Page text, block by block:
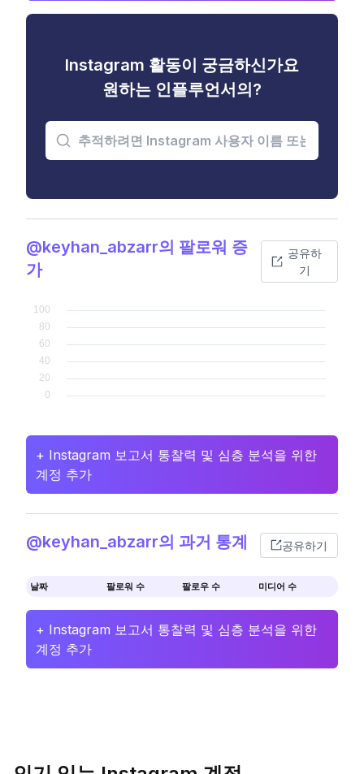
Instagram 활동이 궁금하신가요
원하는 인플루언서의?
@keyhan_abzarr의 팔로워 증
가
공유하
기
+ Instagram 보고서 통찰력 및 심층 분석을 위한
계정 추가
@keyhan_abzarr의 과거 통계 공유하기
날짜 팔로워 수 팔로우 수 미디어 수
+ Instagram 보고서 통찰력 및 심층 분석을 위한
계정 추가